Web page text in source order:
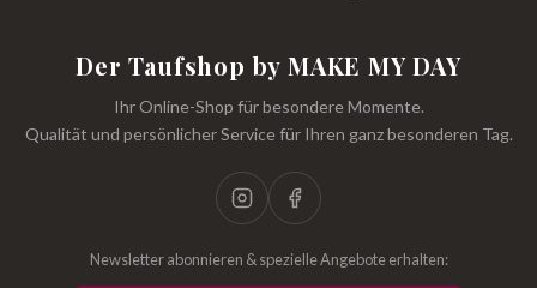
Der Taufshop by MAKE MY DAY
Ihr Online-Shop für besondere Momente.
Qualität und persönlicher Service für Ihren ganz besonderen Tag.
Newsletter abonnieren & spezielle Angebote erhalten: